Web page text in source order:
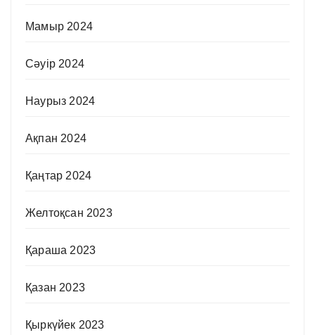
Мамыр 2024
Сәуір 2024
Наурыз 2024
Ақпан 2024
Қаңтар 2024
Желтоқсан 2023
Қараша 2023
Қазан 2023
Қыркүйек 2023